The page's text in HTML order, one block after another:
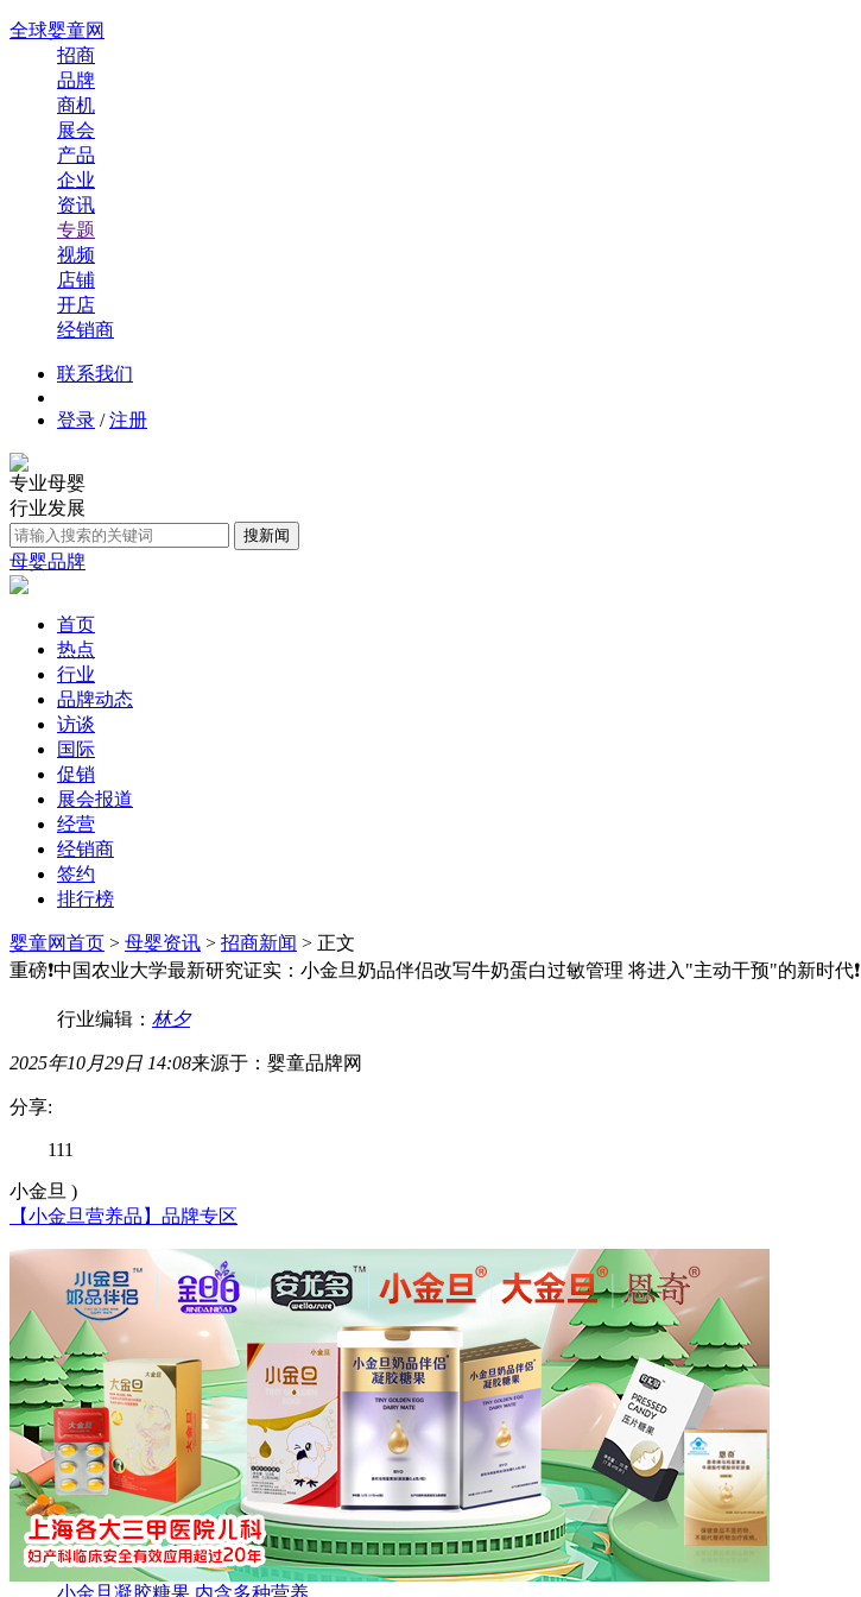
全球婴童网
招商
品牌
商机
展会
产品
企业
资讯
专题
视频
店铺
开店
经销商
联系我们
登录 /注册
专业母婴
行业发展
母婴品牌
首页
热点
行业
品牌动态
访谈
国际
促销
展会报道
经营
经销商
签约
排行榜
婴童网首页 > 母婴资讯 > 招商新闻 > 正文
重磅❗中国农业大学最新研究证实：小金旦奶品伴侣改写牛奶蛋白过敏管理 将进入"主动干预"的新时代❗
行业编辑： 林夕
2025年10月29日 14:08来源于：婴童品牌网
分享:
111
小金旦 )
【小金旦营养品】品牌专区
小金旦凝胶糖果 内含多种营养